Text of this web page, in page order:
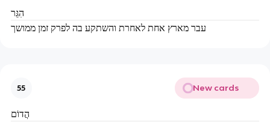
הִגֵּר
עבר מארץ אחת לאחרת והשתקע בה לפרק זמן ממושך
55 New cards
הֲדוֹם